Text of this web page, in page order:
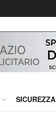
SICUREZZA